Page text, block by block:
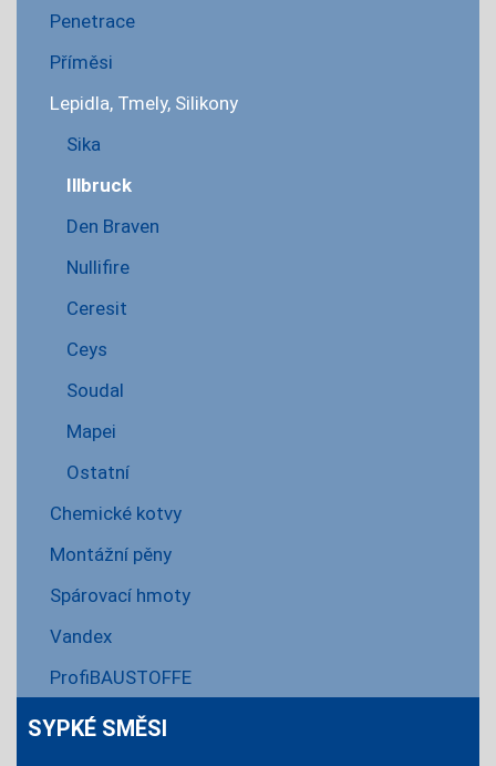
Penetrace
Příměsi
Lepidla, Tmely, Silikony
Sika
Illbruck
Den Braven
Nullifire
Ceresit
Ceys
Soudal
Mapei
Ostatní
Chemické kotvy
Montážní pěny
Spárovací hmoty
Vandex
ProfiBAUSTOFFE
SYPKÉ SMĚSI